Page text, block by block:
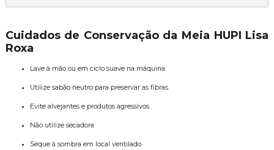
Cuidados de Conservação da Meia HUPI Lisa
Roxa
Lave à mão ou em ciclo suave na máquina
Utilize sabão neutro para preservar as fibras
Evite alvejantes e produtos agressivos
Não utilize secadora
Seque à sombra em local ventilado